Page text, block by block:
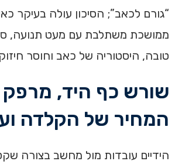
“גורם לכאב”; הסיכון עולה בעיקר
ממושכת משתלבת עם מעט תנועה,
טובה, היסטוריה של כאב וחוסר
שורש כף היד, מרפק
המחיר של הקלדה
הידיים עובדות מול מחשב בצורה